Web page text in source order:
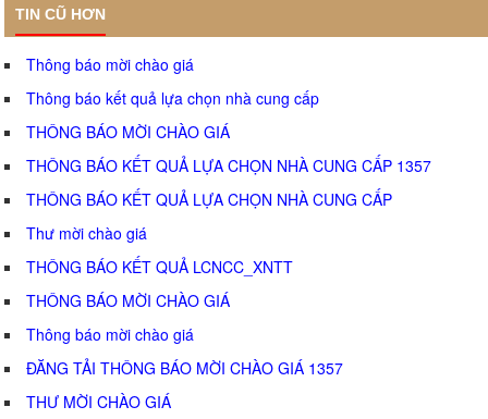
TIN CŨ HƠN
Thông báo mời chào giá
Thông báo kết quả lựa chọn nhà cung cấp
THÔNG BÁO MỜI CHÀO GIÁ
THÔNG BÁO KẾT QUẢ LỰA CHỌN NHÀ CUNG CẤP 1357
THÔNG BÁO KẾT QUẢ LỰA CHỌN NHÀ CUNG CẤP
Thư mời chào giá
THÔNG BÁO KẾT QUẢ LCNCC_XNTT
THÔNG BÁO MỜI CHÀO GIÁ
Thông báo mời chào giá
ĐĂNG TẢI THÔNG BÁO MỜI CHÀO GIÁ 1357
THƯ MỜI CHÀO GIÁ